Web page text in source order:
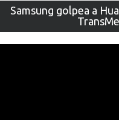
Samsung golpea a